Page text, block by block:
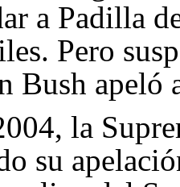
a Padilla
Pero
Bush apeló
la
su